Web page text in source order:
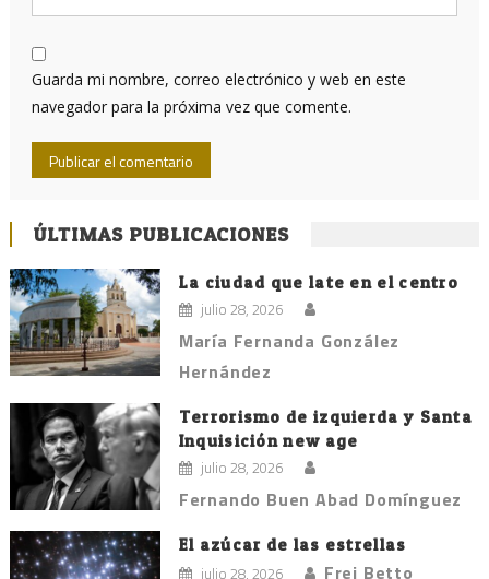
Guarda mi nombre, correo electrónico y web en este
navegador para la próxima vez que comente.
ÚLTIMAS PUBLICACIONES
La ciudad que late en el centro
julio 28, 2026
María Fernanda González
Hernández
Terrorismo de izquierda y Santa
Inquisición new age
julio 28, 2026
Fernando Buen Abad Domínguez
El azúcar de las estrellas
julio 28, 2026 Frei Betto